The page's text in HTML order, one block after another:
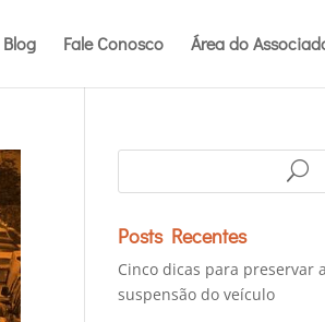
Blog Fale Conosco Área do
Posts Recentes
Cinco dicas para preservar a
suspensão do veículo